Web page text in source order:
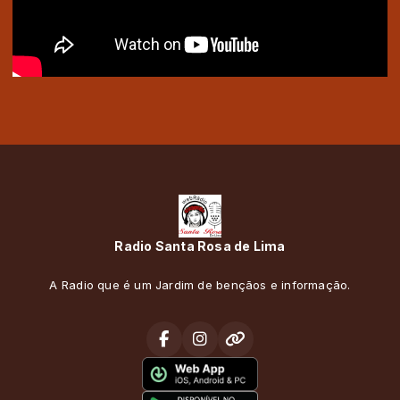
Radio Santa Rosa de Lima
A Radio que é um Jardim de bençãos e informação.